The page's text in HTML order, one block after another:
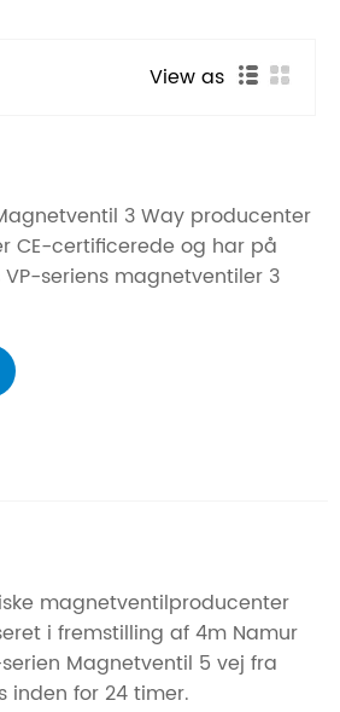
View as
3 Way producenter
CE-certificerede og har på
seriens magnetventiler 3
magnetventilproducenter
i fremstilling af 4m Namur
Magnetventil 5 vej fra
inden for 24 timer.